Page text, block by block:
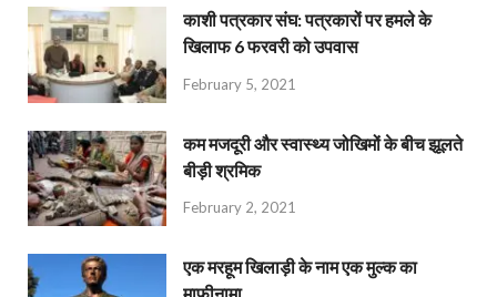
काशी पत्रकार संघ: पत्रकारों पर हमले के
खिलाफ 6 फरवरी को उपवास
February 5, 2021
कम मजदूरी और स्वास्थ्य जोखिमों के बीच झूलते
बीड़ी श्रमिक
February 2, 2021
एक मरहूम खिलाड़ी के नाम एक मुल्क का
माफ़ीनामा